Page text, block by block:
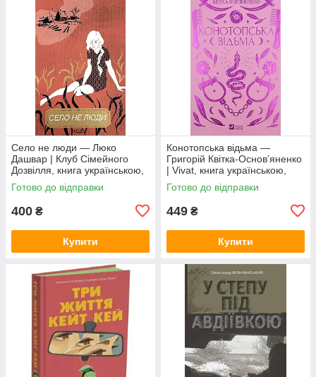
Село не люди — Люко
Дашвар | Клуб Сімейного
Дозвілля, книга українською,
нова, тверда
Готово до відправки
400 ₴
Купити
Конотопська відьма —
Григорій Квітка-Основ’яненко
| Vivat, книга українською,
нова, тверда
Готово до відправки
449 ₴
Купити